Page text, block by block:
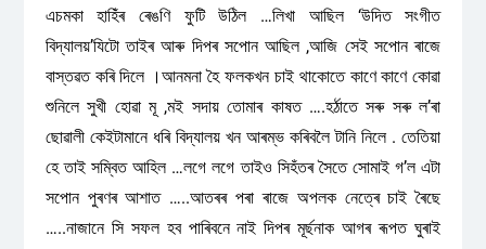
এচমকা হাহিঁৰ ৰেঙণি ফুটি উঠিল …লিখা আছিল ‘উদিত সংগীত
বিদ্যালয়’যিটো তাইৰ আৰু দিপৰ সপোন আছিল ,আজি সেই সপোন ৰাজে
বাস্তৱত কৰি দিলে ।আনমনা হৈ ফলকখন চাই থাকোতে কাণে কাণে কোৱা
শুনিলে সুখী হোৱা মূ ,মই সদায় তোমাৰ কাষত ….হৰ্ঠাতে সৰু সৰু ল’ৰা
ছোৱালী কেইটামানে ধৰি বিদ্যালয় খন আৰম্ভ কৰিবলৈ টানি নিলে . তেতিয়া
হে তাই সম্বিত আহিল …লগে লগে তাইও সিহঁতৰ সৈতে সোমাই গ’ল এটা
সপোন পুৰণৰ আশাত …..আতৰৰ পৰা ৰাজে অপলক নেত্ৰে চাই ৰৈছে
…..নাজানে সি সফল হব পাৰিবনে নাই দিপৰ মূৰ্ছনাক আগৰ ৰূপত ঘুৰাই